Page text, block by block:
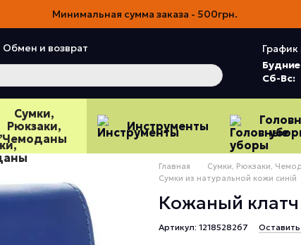
Минимальная сумма заказа - 500грн.
Обмен и возврат
Пользовательское соглашение
Сб-Вс:
Сумки,
Рюкзаки,
Чемоданы
Инструменты
Главная Сумки, Рюкзаки,
Сумки из натуральной кожи синій
Кожаный
Артикул: 1218528267